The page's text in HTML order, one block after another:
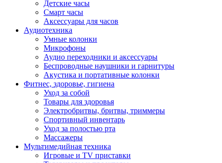
Детские часы
Смарт часы
Аксессуары для часов
Аудиотехника
Умные колонки
Микрофоны
Аудио переходники и аксессуары
Беспроводные наушники и гарнитуры
Акустика и портативные колонки
Фитнес, здоровье, гигиена
Уход за собой
Товары для здоровья
Электробритвы, бритвы, триммеры
Спортивный инвентарь
Уход за полостью рта
Массажеры
Мультимедийная техника
Игровые и TV приставки